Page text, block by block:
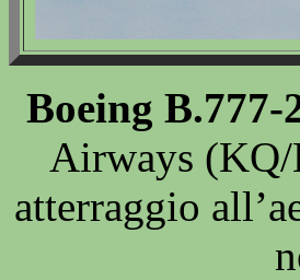
Boeing B.777-
Airways
atterraggio